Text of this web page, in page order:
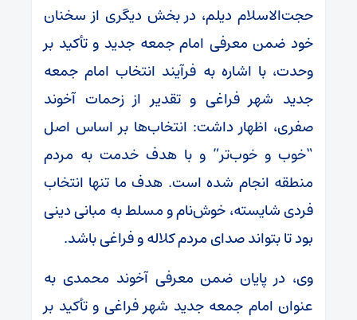
حجت‌الاسلام دیلم، در بخش دیگری از سخنان
خود ضمن معرفی امام جمعه جدید و تأکید بر
وحدت، با اشاره به فرآیند انتخاب امام جمعه
جدید شهر فراغی و تقدیر از زحمات آخوند
صفری، اظهار داشت: انتخاب‌ها بر اساس اصل
“خوب و خوب‌تر” و با هدف خدمت به مردم
منطقه انجام شده است. هدف ما تنها انتخاب
فردی شایسته، خوش‌نام و مسلط به مبانی دینی
بود تا بتواند صدای مردم کلاله و فراغی باشد.
وی، در پایان ضمن معرفی آخوند محمدی به
عنوان امام جمعه جدید شهر فراغی و تأکید بر